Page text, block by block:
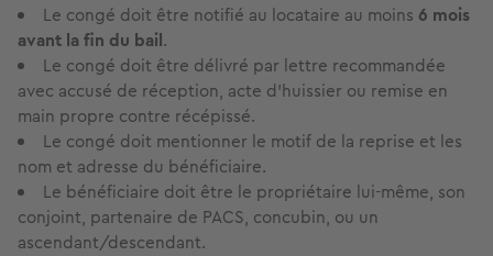
Le congé doit être notifié au locataire au moins 6 mois
avant la fin du bail.
Le congé doit être délivré par lettre recommandée
avec accusé de réception, acte d'huissier ou remise en
main propre contre récépissé.
Le congé doit mentionner le motif de la reprise et les
nom et adresse du bénéficiaire.
Le bénéficiaire doit être le propriétaire lui-même, son
conjoint, partenaire de PACS, concubin, ou un
ascendant/descendant.